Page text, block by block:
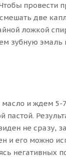
провести
две
ложкой
зубную эмаль
и ждем 5-
пастой.
не сразу,
и его можно
негативных